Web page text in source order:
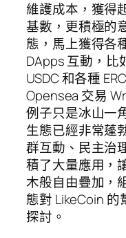
維護成本，獲得
基數，更積極的
態，馬上獲得各
DApps 互動，比
USDC 和各種
Opensea 交易
例子只是冰山一
生態已經非常蓬
群互動、民主治
積了大量應用，
木般自由疊加，
態對 LikeCoin
探討。